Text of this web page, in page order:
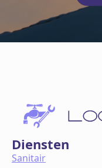
Diensten
Sanitair